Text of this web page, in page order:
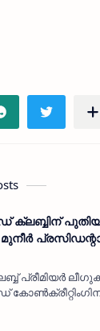
ക്ലബ്ബിന്
പ്രീമിയർ
നൽകി.●